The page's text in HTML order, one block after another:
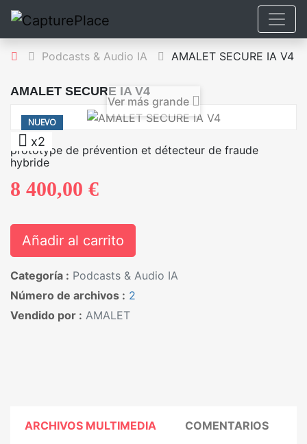
Podcasts & Audio IA AMALET SECURE IA V4
AMALET SECURE IA V4
NUEVO
x2
Ver más grande
prototype de prévention et détecteur de fraude
hybride
8 400,00 €
Añadir al carrito
Categoría : Podcasts & Audio IA
Número de archivos : 2
Vendido por : AMALET
ARCHIVOS MULTIMEDIA COMENTARIOS